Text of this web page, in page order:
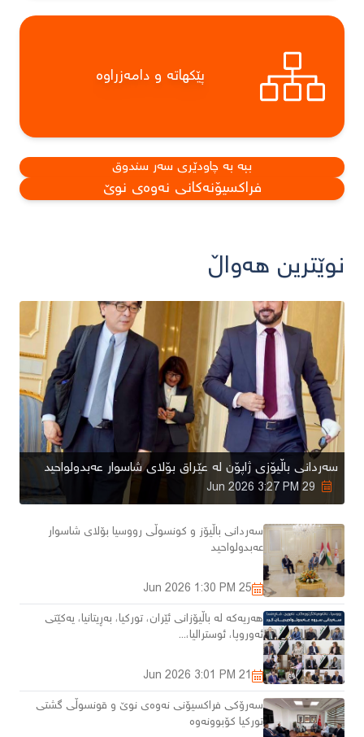
پێکهاتە و دامەزراوە
ببە بە چاودێری سەر سندوق
فراکسیۆنەکانی نەوەی نوێ
نوێترین هەواڵ
سەردانی باڵیۆزی ژاپۆن لە عێراق بۆلای شاسوار عەبدولواحید
29 Jun 2026
3:27 PM
سەردانی باڵیۆز و کونسوڵی رووسیا بۆلای شاسوار
عەبدولواحید
25 Jun 2026
1:30 PM
هەریەکە لە باڵیۆزانی ئێران، تورکیا، بەڕیتانیا، یەکێتی
ئەوروپا، ئوسترالیا،...
21 Jun 2026
3:01 PM
سەرۆکی فراکسیۆنی نەوەی نوێ و قونسوڵی گشتی
تورکیا کۆبوونەوە